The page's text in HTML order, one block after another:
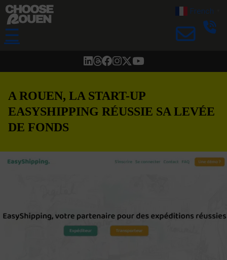
☰
French
A ROUEN, LA START-UP
EASYSHIPPING RÉUSSIE SA LEVÉE
DE FONDS